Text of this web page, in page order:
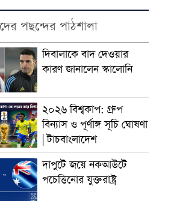
পছন্দের পাঠশালা
দিবালাকে বাদ দেওয়ার
কারণ জানালেন স্কালোনি
২০২৬ বিশ্বকাপ: গ্রুপ
বিন্যাস ও পূর্ণাঙ্গ সূচি ঘোষণা
| টাচবাংলাদেশ
দাপুটে জয়ে নকআউটে
পচেত্তিনোর যুক্তরাষ্ট্র